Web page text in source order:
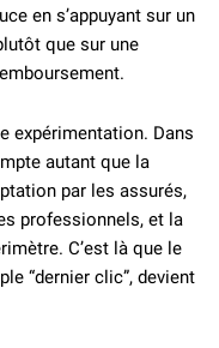
en s’appuyant sur un
que sur une
expérimentation. Dans
autant que la
par les assurés,
professionnels, et la
C’est là que le
“dernier clic”, devient